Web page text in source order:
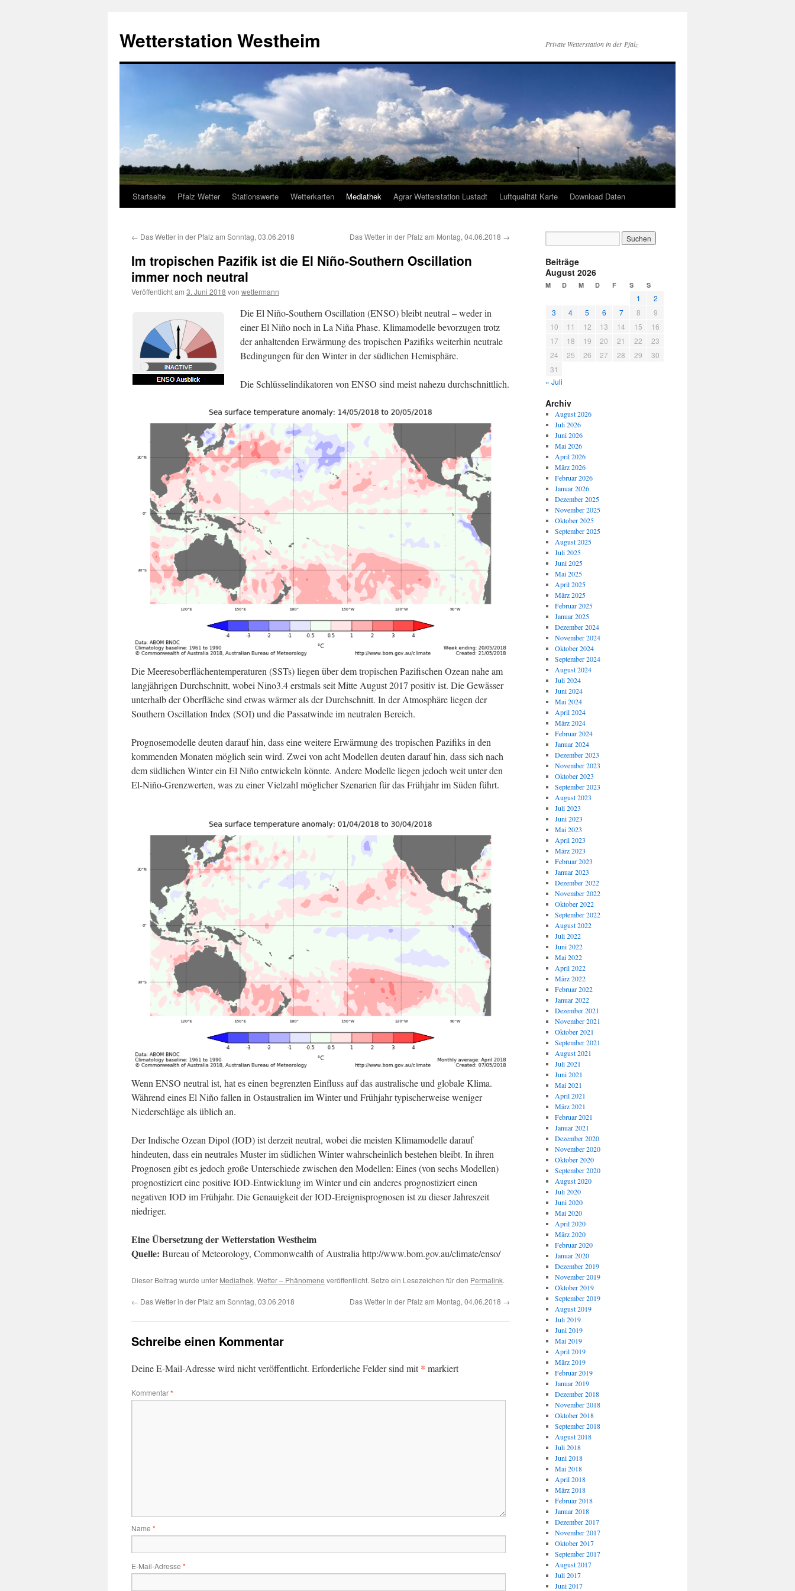
springen
Wetterstation Westheim Private Wetterstation in der Pfalz
Startseite Pfalz Wetter Stationswerte Wetterkarten Mediathek Agrar Wetterstation Lustadt Luftqualität Karte Download Daten
← Das Wetter in der Pfalz am Sonntag, 03.06.2018 Das Wetter in der Pfalz am Montag, 04.06.2018 →
Im tropischen Pazifik ist die El Niño-Southern Oscillation
immer noch neutral
Veröffentlicht am 3. Juni 2018 von wettermann
Die El Niño-Southern Oscillation (ENSO) bleibt neutral – weder in
einer El Niño noch in La Niña Phase. Klimamodelle bevorzugen trotz
der anhaltenden Erwärmung des tropischen Pazifiks weiterhin neutrale
Bedingungen für den Winter in der südlichen Hemisphäre.
Die Schlüsselindikatoren von ENSO sind meist nahezu durchschnittlich.
Die Meeresoberflächentemperaturen (SSTs) liegen über dem tropischen Pazifischen Ozean nahe am
langjährigen Durchschnitt, wobei Nino3.4 erstmals seit Mitte August 2017 positiv ist. Die Gewässer
unterhalb der Oberfläche sind etwas wärmer als der Durchschnitt. In der Atmosphäre liegen der
Southern Oscillation Index (SOI) und die Passatwinde im neutralen Bereich.
Prognosemodelle deuten darauf hin, dass eine weitere Erwärmung des tropischen Pazifiks in den
kommenden Monaten möglich sein wird. Zwei von acht Modellen deuten darauf hin, dass sich nach
dem südlichen Winter ein El Niño entwickeln könnte. Andere Modelle liegen jedoch weit unter den
El-Niño-Grenzwerten, was zu einer Vielzahl möglicher Szenarien für das Frühjahr im Süden führt.
Wenn ENSO neutral ist, hat es einen begrenzten Einfluss auf das australische und globale Klima.
Während eines El Niño fallen in Ostaustralien im Winter und Frühjahr typischerweise weniger
Niederschläge als üblich an.
Der Indische Ozean Dipol (IOD) ist derzeit neutral, wobei die meisten Klimamodelle darauf
hindeuten, dass ein neutrales Muster im südlichen Winter wahrscheinlich bestehen bleibt. In ihren
Prognosen gibt es jedoch große Unterschiede zwischen den Modellen: Eines (von sechs Modellen)
prognostiziert eine positive IOD-Entwicklung im Winter und ein anderes prognostiziert einen
negativen IOD im Frühjahr. Die Genauigkeit der IOD-Ereignisprognosen ist zu dieser Jahreszeit
niedriger.
Eine Übersetzung der Wetterstation Westheim
Quelle: Bureau of Meteorology, Commonwealth of Australia http://www.bom.gov.au/climate/enso/
Dieser Beitrag wurde unter Mediathek,Wetter – Phänomene veröffentlicht. Setze ein Lesezeichen für den Permalink.
← Das Wetter in der Pfalz am Sonntag, 03.06.2018 Das Wetter in der Pfalz am Montag, 04.06.2018 →
Schreibe einen Kommentar
Deine E-Mail-Adresse wird nicht veröffentlicht. Erforderliche Felder sind mit* markiert
Kommentar*
Name *
E-Mail-Adresse *
Beiträge
August 2026
M D M D F S S
1
2
3
4 5 6 7 8
9
10
11 12 13 14 15
16
17
18 19 20 21 22
23
24
25 26 27 28 29
30
31
« Juli
Archiv
August 2026
Juli 2026
Juni 2026
Mai 2026
April 2026
März 2026
Februar 2026
Januar 2026
Dezember 2025
November 2025
Oktober 2025
September 2025
August 2025
Juli 2025
Juni 2025
Mai 2025
April 2025
März 2025
Februar 2025
Januar 2025
Dezember 2024
November 2024
Oktober 2024
September 2024
August 2024
Juli 2024
Juni 2024
Mai 2024
April 2024
März 2024
Februar 2024
Januar 2024
Dezember 2023
November 2023
Oktober 2023
September 2023
August 2023
Juli 2023
Juni 2023
Mai 2023
April 2023
März 2023
Februar 2023
Januar 2023
Dezember 2022
November 2022
Oktober 2022
September 2022
August 2022
Juli 2022
Juni 2022
Mai 2022
April 2022
März 2022
Februar 2022
Januar 2022
Dezember 2021
November 2021
Oktober 2021
September 2021
August 2021
Juli 2021
Juni 2021
Mai 2021
April 2021
März 2021
Februar 2021
Januar 2021
Dezember 2020
November 2020
Oktober 2020
September 2020
August 2020
Juli 2020
Juni 2020
Mai 2020
April 2020
März 2020
Februar 2020
Januar 2020
Dezember 2019
November 2019
Oktober 2019
September 2019
August 2019
Juli 2019
Juni 2019
Mai 2019
April 2019
März 2019
Februar 2019
Januar 2019
Dezember 2018
November 2018
Oktober 2018
September 2018
August 2018
Juli 2018
Juni 2018
Mai 2018
April 2018
März 2018
Februar 2018
Januar 2018
Dezember 2017
November 2017
Oktober 2017
September 2017
August 2017
Juli 2017
Juni 2017